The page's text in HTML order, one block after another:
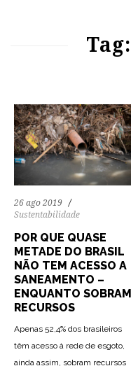
26 ago 2019
Sustentabilidade
POR QUE QUASE
METADE DO BRASIL
NÃO TEM ACESSO A
SANEAMENTO –
ENQUANTO SOBRAM
RECURSOS
Apenas 52,4% dos brasileiros
têm acesso à rede de esgoto,
ainda assim, sobram recursos